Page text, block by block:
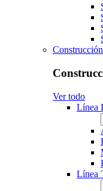
Construcción
Ver todo
Línea
Línea